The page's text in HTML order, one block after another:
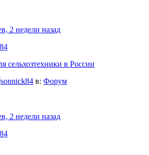
2 недели назад
сельхозтехники в России
sonnick84 в: Форум
2 недели назад